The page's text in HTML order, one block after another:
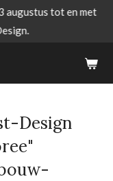
augustus tot en met
Design